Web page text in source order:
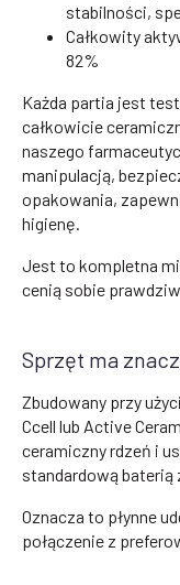
stabilności,
Całkowity
82%
Każda partia jest
całkowicie
naszego
manipulacją,
opakowania,
higienę.
Jest to kompletna
cenią sobie
Sprzęt ma
Zbudowany przy
Ccell lub Active
ceramiczny rdzeń i
standardową baterią
Oznacza to płynne
połączenie z